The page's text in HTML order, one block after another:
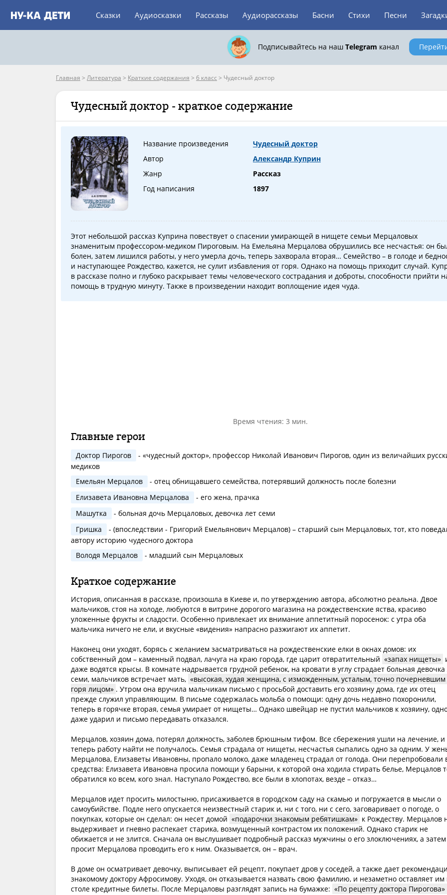
Сказки Аудиосказки Рассказы Аудиорассказы Басни Стихи Песни
Подписывайтесь на наш Telegram канал
Главная > Литература > Краткие содержания > 6 класс > Чудесный доктор
Чудесный доктор - краткое содержание
Название произведения
Чудесный доктор
Автор
Александр Куприн
Жанр
Рассказ
Год написания
1897
Этот небольшой рассказ Куприна повествует о спасении умирающей в нищете семьи Мерцаловых
знаменитым профессором-медиком Пироговым. На Емельяна Мерцалова обрушились все несчастья: он
болен, затем лишился работы, у него умерла дочь, теперь захворала вторая… Семейство – в голоде и
и наступающее Рождество, кажется, не сулит избавления от горя. Однако на помощь приходит случай.
в рассказе полно и глубоко раскрывает темы человеческого сострадания и доброты, способности прийти
помощь в трудную минуту. Также в произведении находит воплощение идея чуда.
Время чтения: 3 мин.
Главные герои
Доктор Пирогов
- «чудесный доктор», профессор Николай Иванович Пирогов, один из величайших
медиков
Емельян Мерцалов
- отец обнищавшего семейства, потерявший должность после болезни
Елизавета Ивановна Мерцалова
- его жена, прачка
Машутка
- больная дочь Мерцаловых, девочка лет семи
Гришка
- (впоследствии - Григорий Емельянович Мерцалов) – старший сын Мерцаловых, тот, кто
автору историю чудесного доктора
Володя Мерцалов
- младший сын Мерцаловых
Краткое содержание
История, описанная в рассказе, произошла в Киеве и, по утверждению автора, абсолютно реальна. Двое
мальчиков, стоя на холоде, любуются в витрине дорогого магазина на рождественские яства, красиво
уложенные фрукты и сладости. Особенно привлекает их внимание аппетитный поросенок: с утра оба
мальчика ничего не ели, и вкусные «видения» напрасно разжигают их аппетит.
Наконец они уходят, борясь с желанием засматриваться на рождественские елки в окнах домов: их
собственный дом – каменный подвал, лачуга на краю города, где царит отвратительный
запах нищеты
даже водятся крысы. В комнате надрывается грудной ребенок, на кровати в углу страдает больная девочка
семи, мальчиков встречает мать,
высокая, худая женщина, с изможденным, усталым, точно почерневшим
горя лицом
. Утром она вручила мальчикам письмо с просьбой доставить его хозяину дома, где их отец
прежде служил управляющим. В письме содержалась мольба о помощи: одну дочь недавно похоронили,
теперь в горячке вторая, семья умирает от нищеты… Однако швейцар не пустил мальчиков к хозяину,
даже ударил и письмо передавать отказался.
Мерцалов, хозяин дома, потерял должность, заболев брюшным тифом. Все сбережения ушли на лечение, и
теперь работу найти не получалось. Семья страдала от нищеты, несчастья сыпались одно за одним. У
Мерцалова, Елизаветы Ивановны, пропало молоко, даже младенец страдал от голода. Они перепробовали
средства: Елизавета Ивановна просила помощи у барыни, к которой она ходила стирать белье, Мерцалов
обратился ко всем, кого знал. Наступало Рождество, все были в хлопотах, везде – отказ…
Мерцалов идет просить милостыню, присаживается в городском саду на скамью и погружается в мысли о
самоубийстве. Подле него опускается неизвестный старик и, ни с того, ни с сего, заговаривает о погоде, о
покупках, которые он сделал: он несет домой
подарочки знакомым ребятишкам
к Рождеству. Мерцалов
выдерживает и гневно распекает старика, возмущенный контрастом их положений. Однако старик не
обижается и не злится. Сначала он выслушивает подробный рассказ мужчины о его злоключениях, а затем
просит Мерцалова проводить его к ним. Оказывается, он – врач.
В доме он осматривает девочку, выписывает ей рецепт, покупает дров у соседей, а также дает
знакомому доктору Афросимову. Уходя, он отказывается назвать свою фамилию, и незаметно оставляет им
столе кредитные билеты. После Мерцаловы разглядят запись на бумажке:
По рецепту доктора Пирогова